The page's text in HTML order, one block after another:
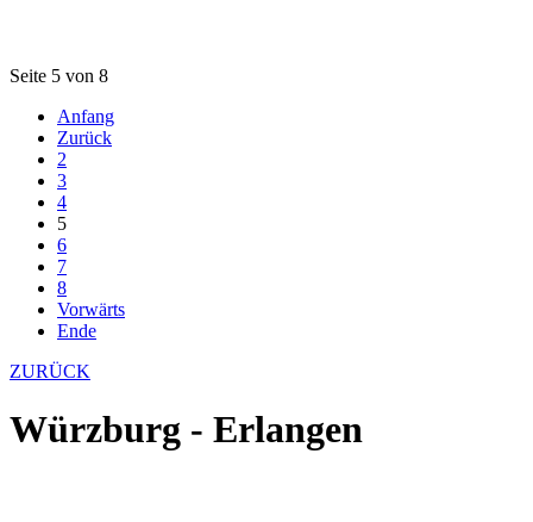
Seite 5 von 8
Anfang
Zurück
2
3
4
5
6
7
8
Vorwärts
Ende
ZURÜCK
Würzburg - Erlangen